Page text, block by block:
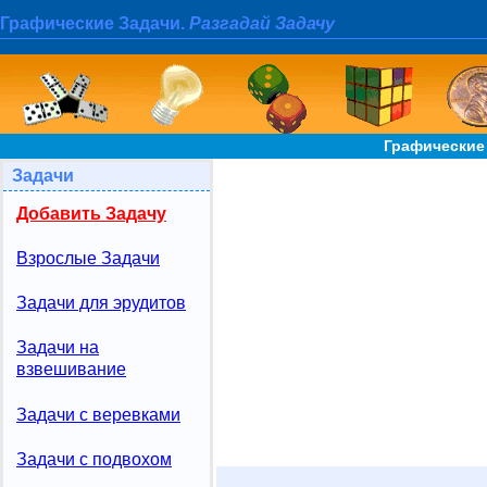
Графические Задачи. Разгадай Задачу
Задачи
Добавить Задачу
Взрослые Задачи
Задачи для эрудитов
Задачи на
взвешивание
Задачи с веревками
Задачи с подвохом